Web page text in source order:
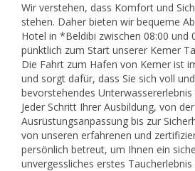
Wir verstehen, dass Komfort und
stehen. Daher bieten wir bequeme
Hotel in *Beldibi zwischen 08:00 und
pünktlich zum Start unserer Kemer
Die Fahrt zum Hafen von Kemer ist
und sorgt dafür, dass Sie sich voll
bevorstehendes
Jeder Schritt Ihrer Ausbildung, von der
Ausrüstungsanpassung bis zur
von unseren erfahrenen und
persönlich betreut, um Ihnen ein
unvergessliches erstes